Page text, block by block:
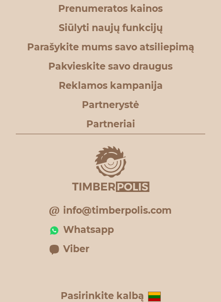
Prenumeratos kainos
Siūlyti naujų funkcijų
Parašykite mums savo atsiliepimą
Pakvieskite savo draugus
Reklamos kampanija
Partnerystė
Partneriai
info@timberpolis.com
Whatsapp
Viber
Pasirinkite kalbą